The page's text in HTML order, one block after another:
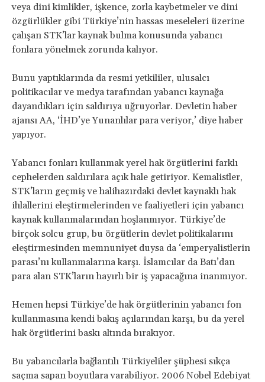
veya dini kimlikler, işkence, zorla kaybetmeler ve dini
özgürlükler gibi Türkiye’nin hassas meseleleri üzerine
çalışan STK’lar kaynak bulma konusunda yabancı
fonlara yönelmek zorunda kalıyor.
Bunu yaptıklarında da resmi yetkililer, ulusalcı
politikacılar ve medya tarafından yabancı kaynağa
dayandıkları için saldırıya uğruyorlar. Devletin haber
ajansı AA, ‘İHD’ye Yunanlılar para veriyor,’ diye haber
yapıyor.
Yabancı fonları kullanmak yerel hak örgütlerini farklı
cephelerden saldırılara açık hale getiriyor. Kemalistler,
STK’ların geçmiş ve halihazırdaki devlet kaynaklı hak
ihlallerini eleştirmelerinden ve faaliyetleri için yabancı
kaynak kullanmalarından hoşlanmıyor. Türkiye’de
birçok solcu grup, bu örgütlerin devlet politikalarını
eleştirmesinden memnuniyet duysa da ‘emperyalistlerin
parası’nı kullanmalarına karşı. İslamcılar da Batı’dan
para alan STK’ların hayırlı bir iş yapacağına inanmıyor.
Hemen hepsi Türkiye’de hak örgütlerinin yabancı fon
kullanmasına kendi bakış açılarından karşı, bu da yerel
hak örgütlerini baskı altında bırakıyor.
Bu yabancılarla bağlantılı Türkiyeliler şüphesi sıkça
saçma sapan boyutlara varabiliyor. 2006 Nobel Edebiyat